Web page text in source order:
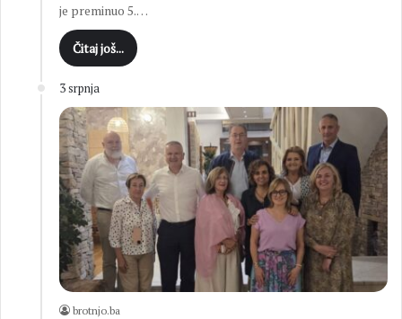
je preminuo 5.…
Čitaj još...
3 srpnja
brotnjo.ba